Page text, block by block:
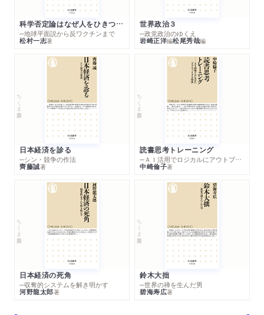
科学否定論はなぜ人をひきつけるのか
─地球平面説から反ワクチンまで
松村一志著
世界政治３
─政党政治のゆくえ
岩崎正洋編松尾秀哉編
ちくま新書
日本経済を診る
─シン・競争の作法
齊藤誠著
ちくま新書
読書思考トレーニング
─ＡＩ活用でロジカルにアウトプットする技法
中崎倫子著
ちくま新書
日本経済の死角
─収奪的システムを解き明かす
河野龍太郎著
ちくま新書
鈴木大拙
─世界の禅を生んだ男
碧海寿広著